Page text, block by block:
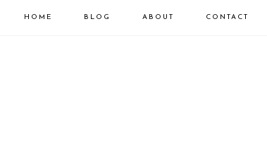
HOME BLOG ABOUT CONTACT